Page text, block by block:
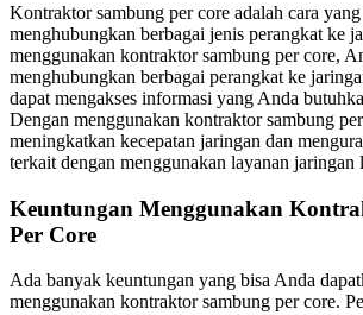
Kontraktor sambung per core adalah cara
menghubungkan berbagai jenis perangkat ke
menggunakan kontraktor sambung per core,
menghubungkan berbagai perangkat ke
dapat mengakses informasi yang Anda
Dengan menggunakan kontraktor sambung
meningkatkan kecepatan jaringan dan
terkait dengan menggunakan layanan jaringan
Keuntungan Menggunakan
Per Core
Ada banyak keuntungan yang bisa Anda
menggunakan kontraktor sambung per core.